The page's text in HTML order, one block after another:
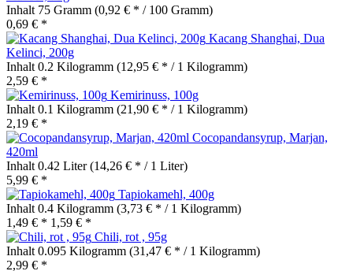
Inhalt 75 Gramm (0,92 € * / 100 Gramm)
0,69 € *
Kacang Shanghai, Dua
Kelinci, 200g
Inhalt 0.2 Kilogramm (12,95 € * / 1 Kilogramm)
2,59 € *
Kemirinuss, 100g
Inhalt 0.1 Kilogramm (21,90 € * / 1 Kilogramm)
2,19 € *
Cocopandansyrup, Marjan,
420ml
Inhalt 0.42 Liter(14,26 € * / 1 Liter)
5,99 € *
Tapiokamehl, 400g
Inhalt 0.4 Kilogramm (3,73 € * / 1 Kilogramm)
1,49 € * 1,59 € *
Chili, rot , 95g
Inhalt 0.095 Kilogramm (31,47 € * / 1 Kilogramm)
2,99 € *